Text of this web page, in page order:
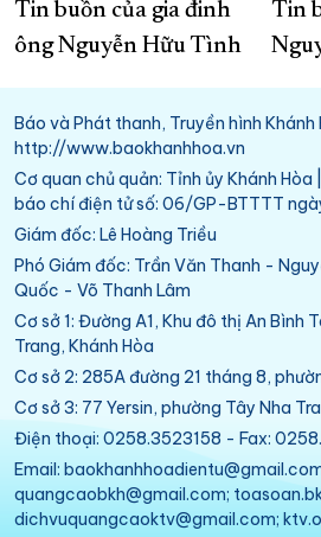
Tin buồn của gia đinh
ông Nguyễn Hữu Tình
Tin
Báo và Phát thanh, Truyền hình
http://www.baokhanhhoa.vn
Cơ quan chủ quản: Tỉnh ủy Khánh
báo chí điện tử số: 06/GP-BTTTT
Giám đốc: Lê Hoàng Triều
Phó Giám đốc: Trần Văn Thanh -
Quốc - Võ Thanh Lâm
Cơ sở 1: Đường A1, Khu đô thị An Bình
Trang, Khánh Hòa
Cơ sở 2: 285A đường 21 tháng 8,
Cơ sở 3: 77 Yersin, phường Tây Nha
Điện thoại: 0258.3523158 - Fax:
Email:
quangcaobkh@gmail.com;
dichvuquangcaoktv@gmail.com;